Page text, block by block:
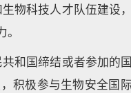
物科技人才队伍建设
和国缔结或者参加的
积极参与生物安全国